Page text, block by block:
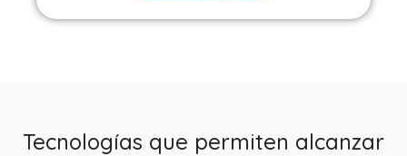
Tecnologías que permiten alcanzar